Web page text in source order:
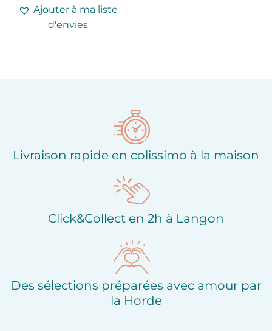
Ajouter à ma liste
d'envies
Livraison rapide en colissimo à la maison
Click&Collect en 2h à Langon
Des sélections préparées avec amour par
la Horde